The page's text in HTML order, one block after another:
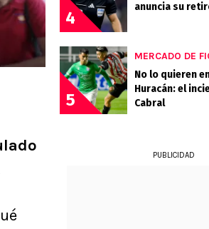
4
anuncia su
5
MERCADO DE
No lo quieren
Huracán: el
Cabral
PUBLICIDAD